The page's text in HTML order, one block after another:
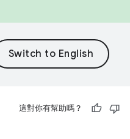
這對你有幫助嗎？